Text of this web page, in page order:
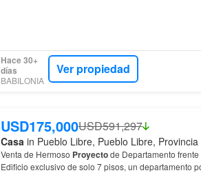
Hace 30+
días
BABILONIA
Ver propiedad
USD175,000USD591,297
Casa in Pueblo Libre, Pueblo Libre,
Venta de Hermoso Proyectode Departamento
Edificio exclusivo de solo 7 pisos, un departamento